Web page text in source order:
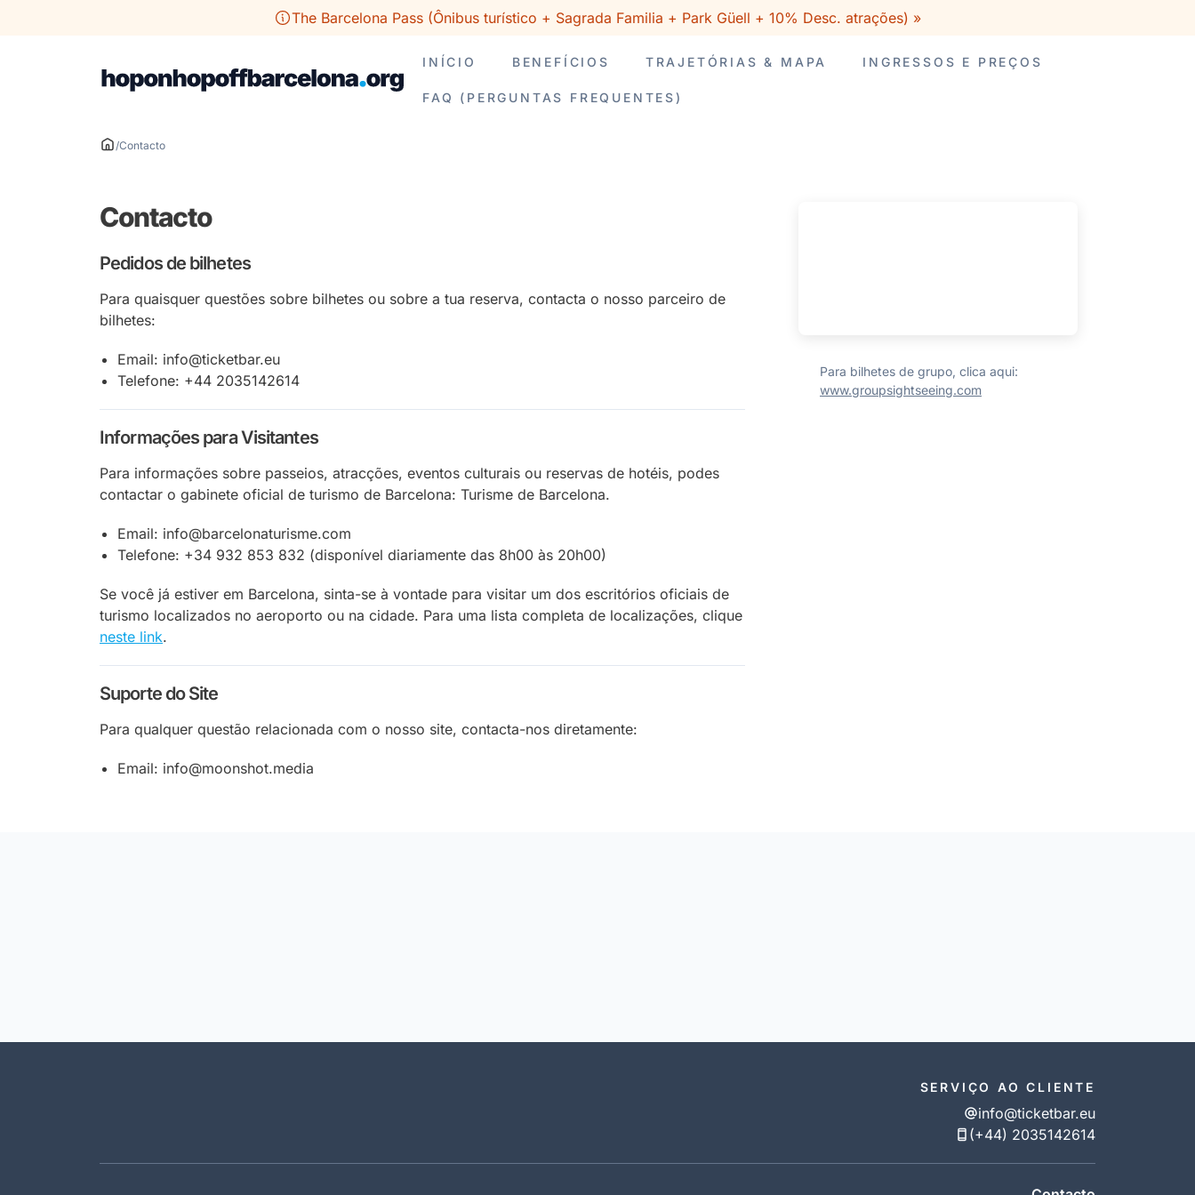
The Barcelona Pass (Ônibus turístico + Sagrada Familia + Park Güell + 10% Desc. atrações) »
INÍCIO BENEFÍCIOS TRAJETÓRIAS & MAPA INGRESSOS E PREÇOS
FAQ (PERGUNTAS FREQUENTES)
/Contacto
Contacto
Pedidos de bilhetes
Para quaisquer questões sobre bilhetes ou sobre a tua reserva, contacta o nosso parceiro de
bilhetes:
Email: info@ticketbar.eu
Telefone: +44 2035142614
Informações para Visitantes
Para informações sobre passeios, atracções, eventos culturais ou reservas de hotéis, podes
contactar o gabinete oficial de turismo de Barcelona: Turisme de Barcelona.
Email: info@barcelonaturisme.com
Telefone: +34 932 853 832 (disponível diariamente das 8h00 às 20h00)
Se você já estiver em Barcelona, sinta-se à vontade para visitar um dos escritórios oficiais de
turismo localizados no aeroporto ou na cidade. Para uma lista completa de localizações, clique
neste link.
Suporte do Site
Para qualquer questão relacionada com o nosso site, contacta-nos diretamente:
Email: info@moonshot.media
Para bilhetes de grupo, clica aqui:
www.groupsightseeing.com
SERVIÇO AO CLIENTE
info@ticketbar.eu
(+44) 2035142614